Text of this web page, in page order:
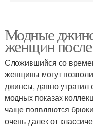
Джинса на молнии
Модные
женщин
Сложившийся со
женщины могут
джинсы, давно утратил
модных показах
чаще появляются
очень далек от